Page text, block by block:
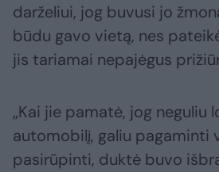
darželiui, jog buvusi jo
būdu gavo vietą, nes
jis tariamai nepajėgus
„Kai jie pamatė, jog neguliu
automobilį, galiu pagaminti
pasirūpinti, duktė buvo